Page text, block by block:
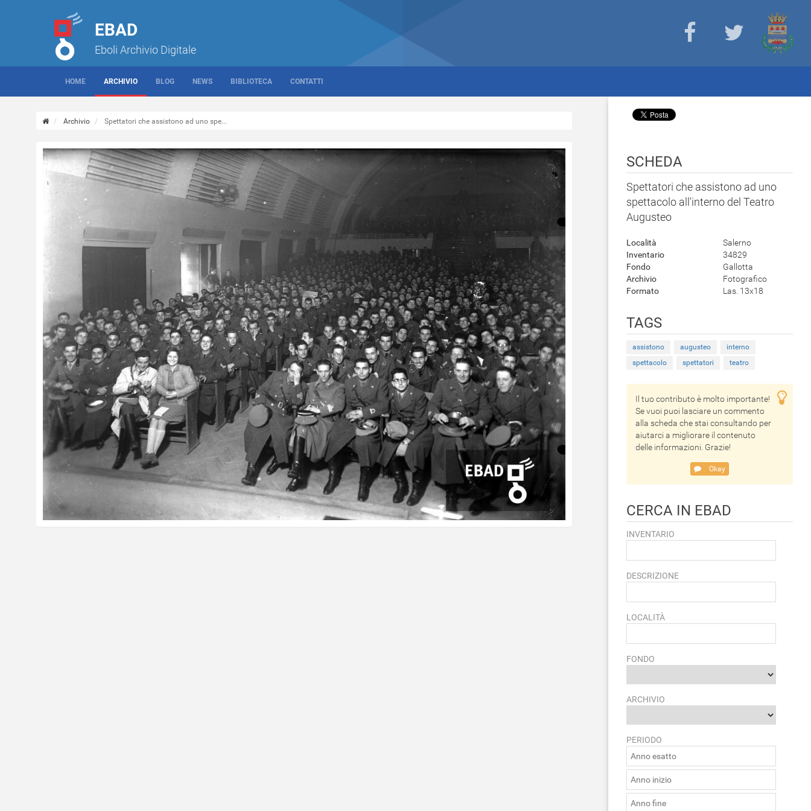
EBAD
Eboli Archivio Digitale
HOME ARCHIVIO BLOG NEWS BIBLIOTECA CONTATTI
Archivio Spettatori che assistono ad uno spe...
SCHEDA
Spettatori che assistono ad uno
spettacolo all'interno del Teatro
Augusteo
Località
Salerno
Inventario
34829
Fondo
Gallotta
Archivio
Fotografico
Formato
Las. 13x18
TAGS
assistono augusteo
interno
spettacolo
spettatori teatro
Il tuo contributo è molto importante!
Se vuoi puoi lasciare un commento
alla scheda che stai consultando per
aiutarci a migliorare il contenuto
delle informazioni. Grazie!
Okay
CERCA IN EBAD
INVENTARIO
DESCRIZIONE
LOCALITÀ
FONDO
ARCHIVIO
PERIODO